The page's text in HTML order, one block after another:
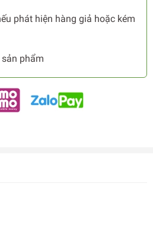
phát hiện hàng giả hoặc kém
phẩm